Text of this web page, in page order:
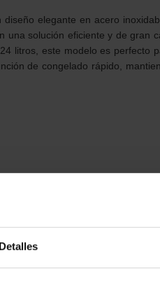
Detalles
diseño elegante en acero
una solución eficiente y de gran
litros, este modelo es perfecto
de congelado rápido,